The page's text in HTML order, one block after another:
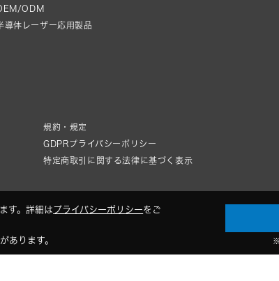
ODM
導体レーザー応用製品
規約・規定
GDPRプライバシーポリシー
特定商取引に関する法律に基づく表示
す。詳細はプライバシーポリシーをご
あります。
※